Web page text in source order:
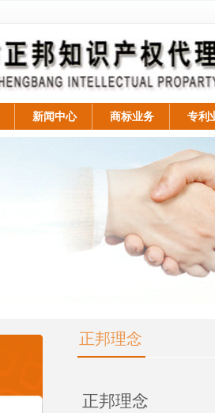
新闻中心 商标业务 专利
正邦理念
正邦理念